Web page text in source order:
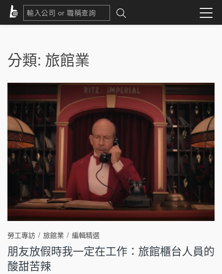
分類: 旅館業
勞工專訪 旅館業 編輯精選
朋友放假時我一定在工作：旅館櫃台人員的
酸甜苦辣